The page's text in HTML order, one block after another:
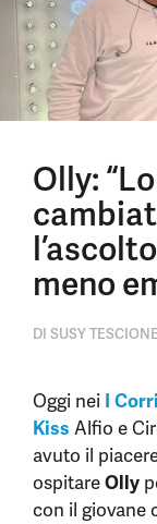
Olly:
meno
DI SUSY TESCIONE
Oggi nei I
Kiss Alfio e
avuto il
ospitareOlly
con il giovane